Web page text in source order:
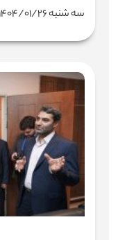
سه شنبه ۱۴۰۴/۰۱/۲۶ ساعت ۱۶:۵۶